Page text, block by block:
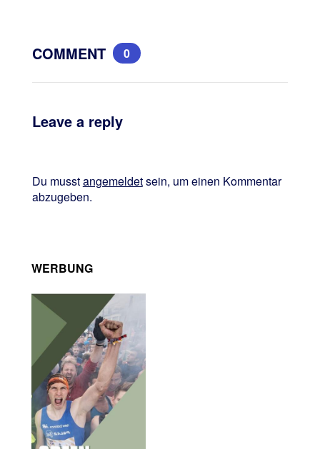
COMMENT 0
Leave a reply
Du musstangemeldetsein, um einen Kommentar
abzugeben.
WERBUNG